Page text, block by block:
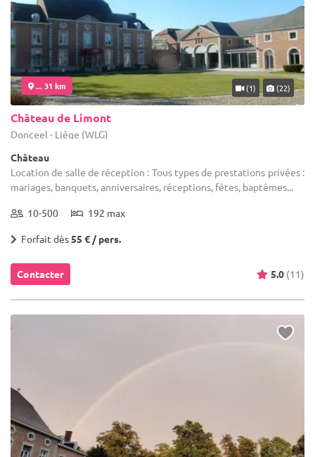
... 31 km (1) (22)
Château de Limont
Donceel - Liège (WLG)
Château
Location de salle de réception : Tous types de prestations privées :
mariages, banquets, anniversaires, réceptions, fêtes, baptêmes...
10-500 192 max
Forfait dès55 € / pers.
Contacter 5.0 (11)